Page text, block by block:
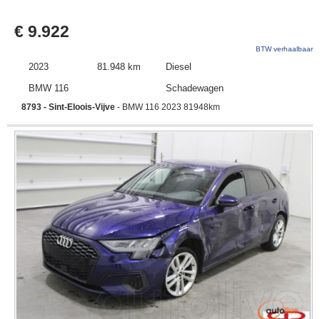
€ 9.922
BTW verhaalbaar
2023 81.948 km
Diesel
BMW 116
Schadewagen
8793 - Sint-Eloois-Vijve - BMW 116 2023 81948km